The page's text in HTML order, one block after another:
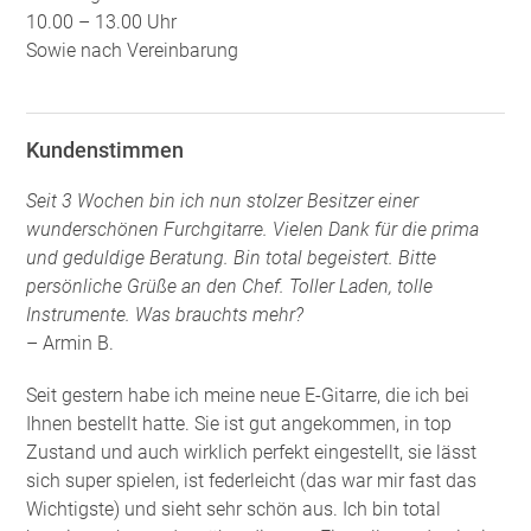
10.00 – 13.00 Uhr
Sowie nach Vereinbarung
Kundenstimmen
Seit 3 Wochen bin ich nun stolzer Besitzer einer
wunderschönen Furchgitarre. Vielen Dank für die prima
und geduldige Beratung. Bin total begeistert. Bitte
persönliche Grüße an den Chef. Toller Laden, tolle
Instrumente. Was brauchts mehr?
– Armin B.
Seit gestern habe ich meine neue E-Gitarre, die ich bei
Ihnen bestellt hatte. Sie ist gut angekommen, in top
Zustand und auch wirklich perfekt eingestellt, sie lässt
sich super spielen, ist federleicht (das war mir fast das
Wichtigste) und sieht sehr schön aus. Ich bin total